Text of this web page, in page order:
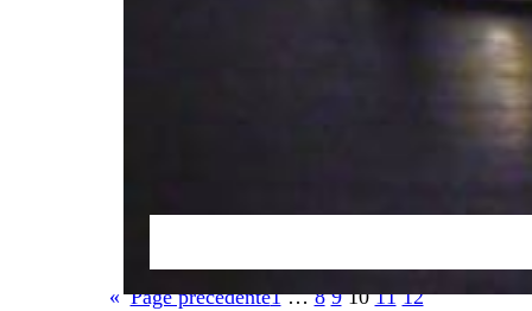
« Page précédente1 … 8 9 10 11 12